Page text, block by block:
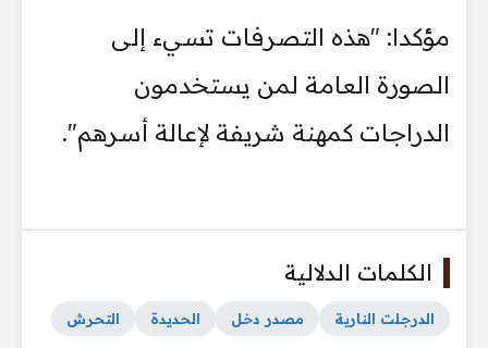
مؤكدا: "هذه التصرفات تسيء إلى
الصورة العامة لمن يستخدمون
الدراجات كمهنة شريفة لإعالة أسرهم".
الكلمات الدلالية
الدرجلت النارية مصدر دخل الحديدة التحرش